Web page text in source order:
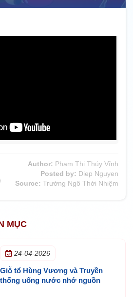
Author: Phạm Thị Thúy Vĩnh
Posted by: Diep Nguyen
Source: Trường Ngô Thời Nhiệm
MỤC
24-04-2026
Giỗ tổ Hùng Vương và Truyền
thống uống nước nhớ nguồn